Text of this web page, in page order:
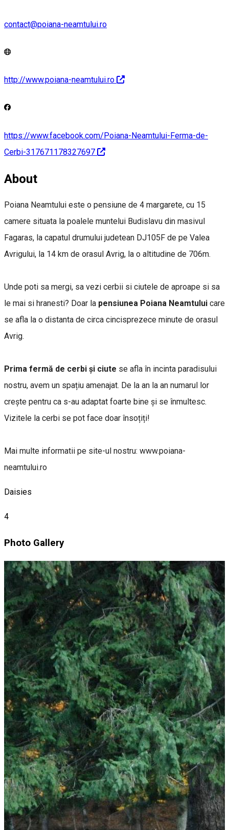
contact@poiana-neamtului.ro
http://www.poiana-neamtului.ro
https://www.facebook.com/Poiana-Neamtului-Ferma-de-
Cerbi-317671178327697
About
Poiana Neamtului este o pensiune de 4 margarete, cu 15
camere situata la poalele muntelui Budislavu din masivul
Fagaras, la capatul drumului judetean DJ105F de pe Valea
Avrigului, la 14 km de orasul Avrig, la o altitudine de 706m.
Unde poti sa mergi, sa vezi cerbii si ciutele de aproape si sa
le mai si hranesti? Doar la pensiunea Poiana Neamtului care
se afla la o distanta de circa cincisprezece minute de orasul
Avrig.
Prima fermă de cerbi și ciute se afla în incinta paradisului
nostru, avem un spațiu amenajat. De la an la an numarul lor
crește pentru ca s-au adaptat foarte bine și se înmultesc.
Vizitele la cerbi se pot face doar însoțiți!
Mai multe informatii pe site-ul nostru: www.poiana-
neamtului.ro
Daisies
4
Photo Gallery